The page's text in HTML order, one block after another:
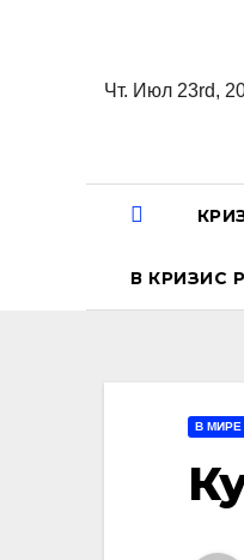
содержаниюЧт. Июл 23rd,
В КРИЗИС
В МИРЕ